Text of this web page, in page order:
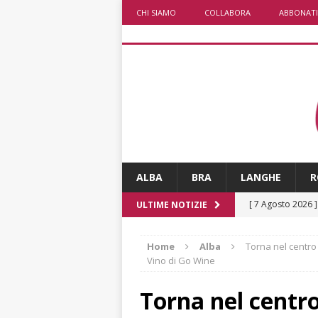
CHI SIAMO COLLABORA ABBONATI
ALBA BRA LANGHE
ULTIME NOTIZIE [ 7 Agosto 2026 ]
[ 7 Agosto 2026 ]
[ 7 Agosto 2026 ]
Home Alba
Torna nel
Vino di Go Wine
Torna nel